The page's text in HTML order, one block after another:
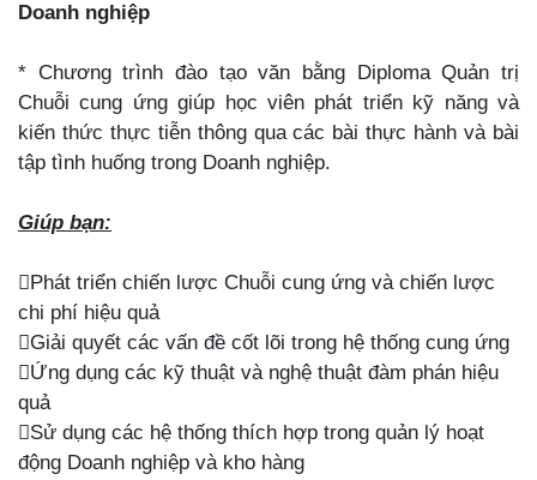
Doanh nghiệp
* Chương trình đào tạo văn bằng Diploma Quản trị
Chuỗi cung ứng giúp học viên phát triển kỹ năng và
kiến thức thực tiễn thông qua các bài thực hành và bài
tập tình huống trong Doanh nghiệp.
Giúp bạn:
 Phát triển chiến lược Chuỗi cung ứng và chiến lược
chi phí hiệu quả
Giải quyết các vấn đề cốt lõi trong hệ thống cung ứng
Ứng dụng các kỹ thuật và nghệ thuật đàm phán hiệu
quả
Sử dụng các hệ thống thích hợp trong quản lý hoạt
động Doanh nghiệp và kho hàng